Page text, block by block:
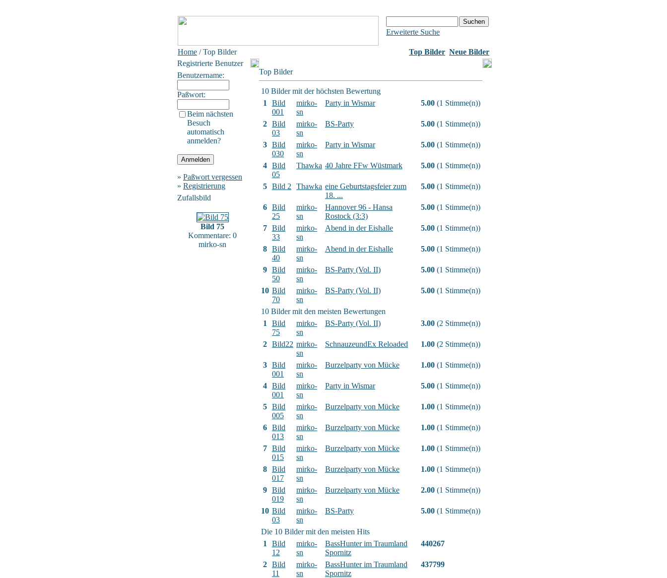
Erweiterte Suche
Home / Top Bilder Top Bilder Neue Bilder
Registrierte Benutzer
Benutzername:
Paßwort:
Beim nächsten
Besuch
automatisch
anmelden?
» Paßwort vergessen
» Registrierung
Zufallsbild
Bild 75
Kommentare: 0
mirko-sn
Top Bilder
10 Bilder mit der höchsten Bewertung
1
Bild
001
mirko-
sn
Party in Wismar 5.00 (1 Stimme(n))
2 Bild
03
mirko-
sn
BS-Party 5.00 (1 Stimme(n))
3 Bild
030
mirko-
sn
Party in Wismar 5.00 (1 Stimme(n))
4 Bild
05
Thawka 40 Jahre FFw Wüstmark 5.00 (1 Stimme(n))
5 Bild 2 Thawka eine Geburtstagsfeier zum
18. ...
5.00 (1 Stimme(n))
6 Bild
25
mirko-
sn
Hannover 96 - Hansa
Rostock (3:3)
5.00 (1 Stimme(n))
7 Bild
33
mirko-
sn
Abend in der Eishalle 5.00 (1 Stimme(n))
8 Bild
40
mirko-
sn
Abend in der Eishalle 5.00 (1 Stimme(n))
9 Bild
50
mirko-
sn
BS-Party (Vol. II) 5.00 (1 Stimme(n))
10 Bild
70
mirko-
sn
BS-Party (Vol. II) 5.00 (1 Stimme(n))
10 Bilder mit den meisten Bewertungen
1
Bild
75
mirko-
sn
BS-Party (Vol. II) 3.00 (2 Stimme(n))
2 Bild22 mirko-
sn
SchnauzeundEx Reloaded 1.00 (2 Stimme(n))
3 Bild
001
mirko-
sn
Burzelparty von Mücke 1.00 (1 Stimme(n))
4 Bild
001
mirko-
sn
Party in Wismar 5.00 (1 Stimme(n))
5 Bild
005
mirko-
sn
Burzelparty von Mücke 1.00 (1 Stimme(n))
6 Bild
013
mirko-
sn
Burzelparty von Mücke 1.00 (1 Stimme(n))
7 Bild
015
mirko-
sn
Burzelparty von Mücke 1.00 (1 Stimme(n))
8 Bild
017
mirko-
sn
Burzelparty von Mücke 1.00 (1 Stimme(n))
9 Bild
019
mirko-
sn
Burzelparty von Mücke 2.00 (1 Stimme(n))
10 Bild
03
mirko-
sn
BS-Party 5.00 (1 Stimme(n))
Die 10 Bilder mit den meisten Hits
1
Bild
12
mirko-
sn
BassHunter im Traumland
Spornitz
440267
2 Bild
11
mirko-
sn
BassHunter im Traumland
Spornitz
437799